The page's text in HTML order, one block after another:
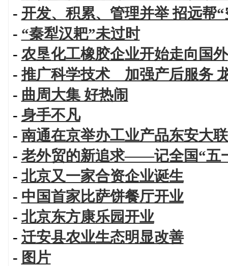
- 开发、积累、管理并举 招远帮
- “秦犁汉耙”未过时
- 农垦化工橡胶企业开始走向国外
-推广科学技术 加强产后服务
- 曲周大集 好热闹
- 身手不凡
- 南通在京举办工业产品东安大
- 老外贸的新追求——记全国“五
- 北京又一家合资企业诞生
- 中国首家比萨饼餐厅开业
- 北京东方康乐园开业
- 迁安县农业生态明显改善
- 图片